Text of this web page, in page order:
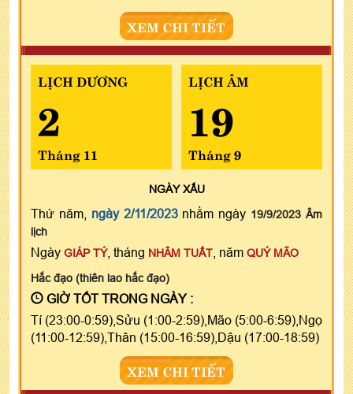
XEM CHI TIẾT
LỊCH DƯƠNG
2
Tháng 11
LỊCH ÂM
19
Tháng 9
NGÀYXẤU
Thứ năm, ngày 2/11/2023nhằm ngày 19/9/2023 Âm
lịch
Ngày GIÁP TÝ, tháng NHÂM TUẤT , năm QUÝ MÃO
Hắc đạo (thiên lao hắc đạo)
GIỜ TỐT TRONG NGÀY :
Tí (23:00-0:59),Sửu (1:00-2:59),Mão (5:00-6:59),Ngọ
(11:00-12:59),Thân (15:00-16:59),Dậu (17:00-18:59)
XEM CHI TIẾT